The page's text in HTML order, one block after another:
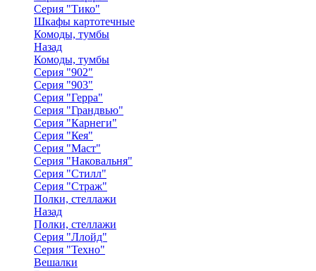
Серия "Тико"
Шкафы картотечные
Комоды, тумбы
Назад
Комоды, тумбы
Серия "902"
Серия "903"
Серия "Герра"
Серия "Грандвью"
Серия "Карнеги"
Серия "Кея"
Серия "Маст"
Серия "Наковальня"
Серия "Стилл"
Серия "Страж"
Полки, стеллажи
Назад
Полки, стеллажи
Серия "Ллойд"
Серия "Техно"
Вешалки